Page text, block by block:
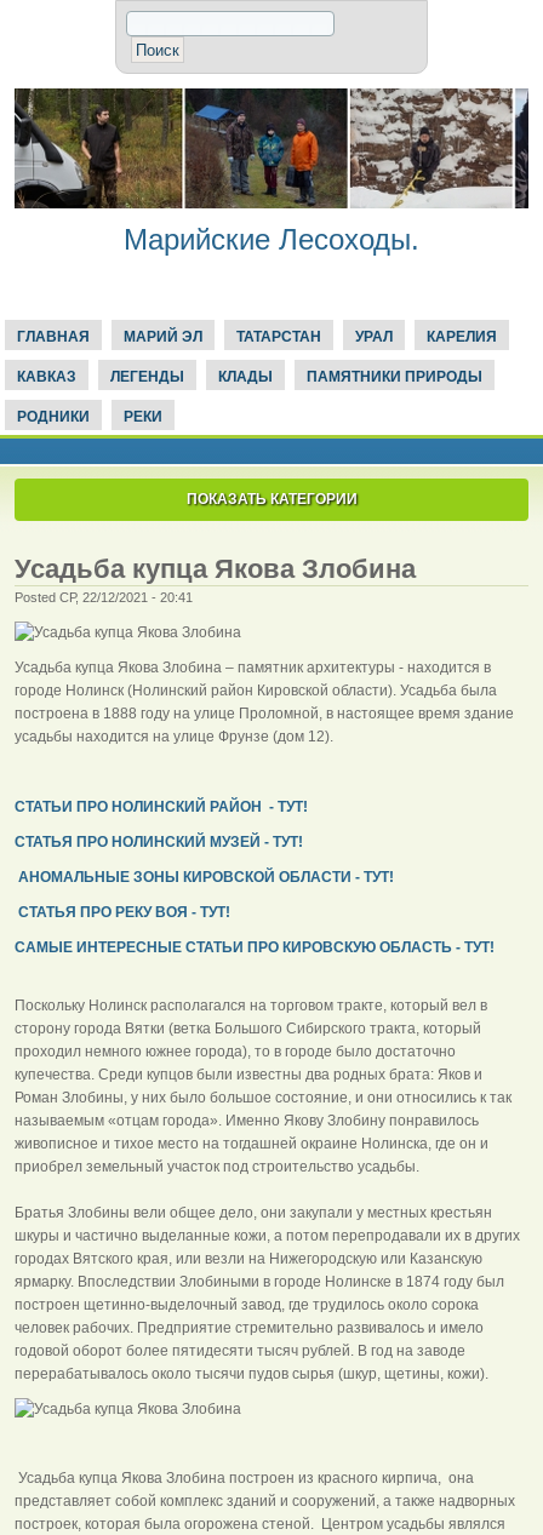
Марийские Лесоходы.
ГЛАВНАЯ МАРИЙ ЭЛ ТАТАРСТАН УРАЛ КАРЕЛИЯ
КАВКАЗ ЛЕГЕНДЫ КЛАДЫ ПАМЯТНИКИ ПРИРОДЫ
РОДНИКИ РЕКИ
ПОКАЗАТЬ КАТЕГОРИИ
Усадьба купца Якова Злобина
Posted СР, 22/12/2021 - 20:41
Усадьба купца Якова Злобина – памятник архитектуры - находится в
городе Нолинск (Нолинский район Кировской области). Усадьба была
построена в 1888 году на улице Проломной, в настоящее время здание
усадьбы находится на улице Фрунзе (дом 12).
СТАТЬИ ПРО НОЛИНСКИЙ РАЙОН - ТУТ!
СТАТЬЯ ПРО НОЛИНСКИЙ МУЗЕЙ - ТУТ!
АНОМАЛЬНЫЕ ЗОНЫ КИРОВСКОЙ ОБЛАСТИ - ТУТ!
СТАТЬЯ ПРО РЕКУ ВОЯ - ТУТ!
САМЫЕ ИНТЕРЕСНЫЕ СТАТЬИ ПРО КИРОВСКУЮ ОБЛАСТЬ - ТУТ!
Поскольку Нолинск располагался на торговом тракте, который вел в
сторону города Вятки (ветка Большого Сибирского тракта, который
проходил немного южнее города), то в городе было достаточно
купечества. Среди купцов были известны два родных брата: Яков и
Роман Злобины, у них было большое состояние, и они относились к так
называемым «отцам города». Именно Якову Злобину понравилось
живописное и тихое место на тогдашней окраине Нолинска, где он и
приобрел земельный участок под строительство усадьбы.
Братья Злобины вели общее дело, они закупали у местных крестьян
шкуры и частично выделанные кожи, а потом перепродавали их в других
городах Вятского края, или везли на Нижегородскую или Казанскую
ярмарку. Впоследствии Злобиными в городе Нолинске в 1874 году был
построен щетинно-выделочный завод, где трудилось около сорока
человек рабочих. Предприятие стремительно развивалось и имело
годовой оборот более пятидесяти тысяч рублей. В год на заводе
перерабатывалось около тысячи пудов сырья (шкур, щетины, кожи).
Усадьба купца Якова Злобина построен из красного кирпича, она
представляет собой комплекс зданий и сооружений, а также надворных
построек, которая была огорожена стеной. Центром усадьбы являлся